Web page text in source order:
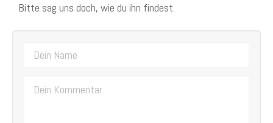
Bitte sag uns doch, wie du ihn findest.